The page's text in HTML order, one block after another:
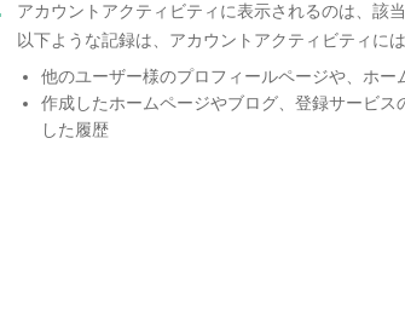
アカウントアクティビティに表示されるのは、該
以下ような記録は、アカウントアクティビティに
他のユーザー様のプロフィールページや、 ホー
作成したホームページやブログ、登録サービ
した履歴